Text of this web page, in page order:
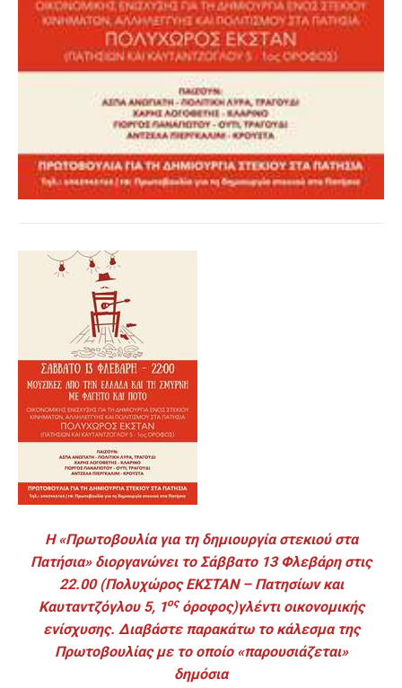
Η «Πρωτοβουλία για τη δημιουργία στεκιού στα
Πατήσια» διοργανώνει το Σάββατο 13 Φλεβάρη στις
22.00 (Πολυχώρος ΕΚΣΤΑΝ – Πατησίων και
Καυταντζόγλου 5, 1οςόροφος)γλέντι οικονομικής
ενίσχυσης. Διαβάστε παρακάτω το κάλεσμα της
Πρωτοβουλίας με το οποίο «παρουσιάζεται»
δημόσια